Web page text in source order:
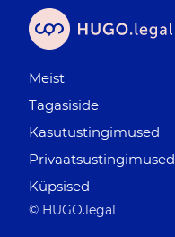
Meist
Tagasiside
Kasutustingimused
Privaatsustingimused
Küpsised
© HUGO.legal